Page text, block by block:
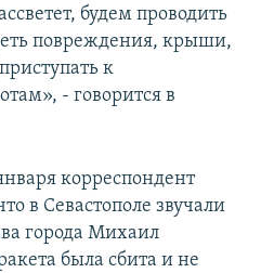
будем проводить
повреждения, крыши,
к
- говорится в
корреспондент
в Севастополе звучали
города Михаил
была сбита и не